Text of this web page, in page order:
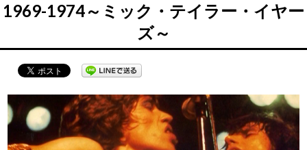
1969-1974～ミック・テイラー・イヤー
ズ～